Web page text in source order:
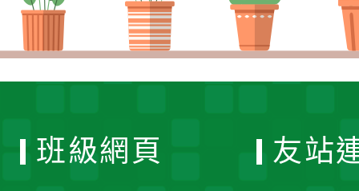
班級網頁 友站